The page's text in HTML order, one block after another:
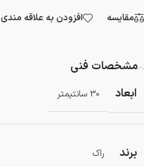
مقایسه
افزودن به علاقه مندی
مشخصات فنی
ابعاد
30 سانتیمتر
برند راک